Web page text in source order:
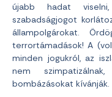
újabb hadat
szabadságjogot
állampolgárokat.
terrortámadások! A
minden jogukról, az
nem
bombázásokat kívánják.